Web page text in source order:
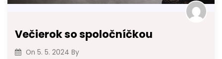
Večierok so spoločníčkou
On 5. 5. 2024 By